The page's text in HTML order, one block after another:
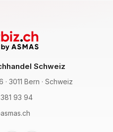
Schweiz
3011 Bern · Schweiz
381 93 94